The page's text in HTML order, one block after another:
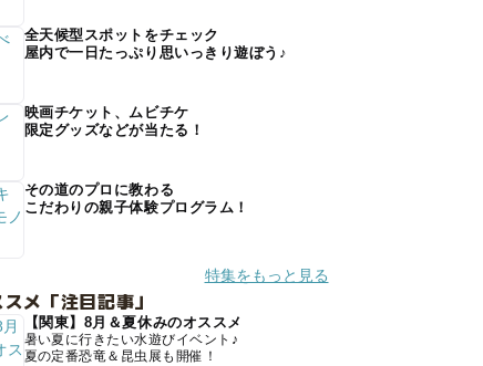
全天候型スポットをチェック
屋内で一日たっぷり思いっきり遊ぼう♪
映画チケット、ムビチケ
限定グッズなどが当たる！
その道のプロに教わる
こだわりの親子体験プログラム！
特集をもっと見る
メ「注目記事」
【関東】8月＆夏休みのオススメ
暑い夏に行きたい水遊びイベント♪
夏の定番恐竜＆昆虫展も開催！